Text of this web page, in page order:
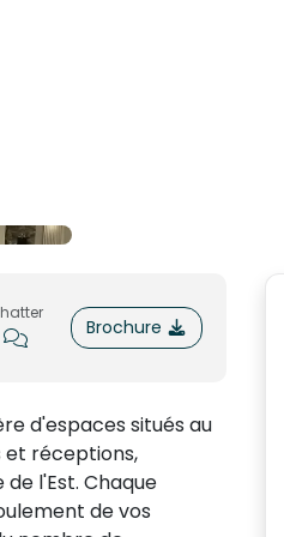
Brochure
d'espaces situés au
et réceptions,
l'Est. Chaque
de vos